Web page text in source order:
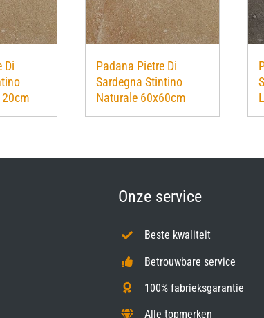
Di
Padana Pietre Di
Sardegna Stintino
Naturale 60x60cm
Onze service
Beste kwaliteit
Betrouwbare service
100% fabrieksgarantie
Alle topmerken